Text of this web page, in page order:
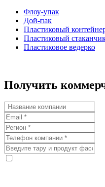
Флоу-упак
Дой-пак
Пластиковый
Пластиковый
Пластиковое ведерко
Получить